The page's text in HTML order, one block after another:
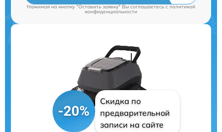
Нажимая на кнопку "Оставить заявку" Вы соглашаетесь c политикой
конфиденциальности
-20%
Скидка по
предварительной
записи на сайте